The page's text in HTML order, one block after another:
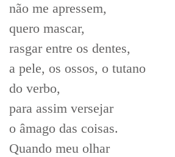
não me apressem,
quero mascar,
rasgar entre os dentes,
a pele, os ossos, o tutano
do verbo,
para assim versejar
o âmago das coisas.
Quando meu olhar